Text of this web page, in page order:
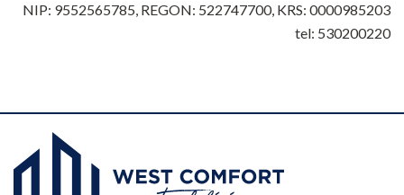
NIP: 9552565785, REGON: 522747700, KRS: 0000985203
tel: 530200220